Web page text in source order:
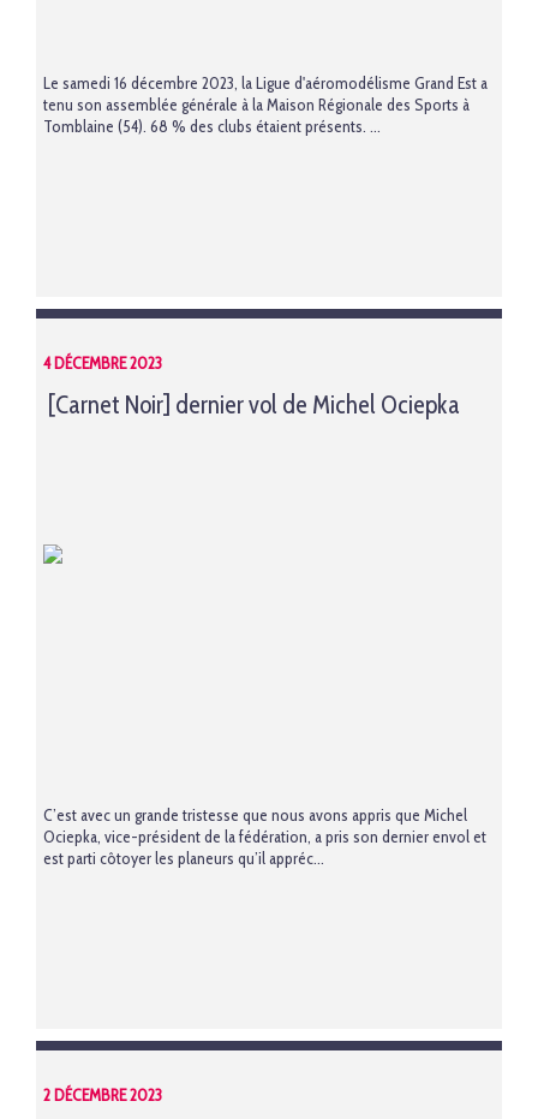
Le samedi 16 décembre 2023, la Ligue d'aéromodélisme Grand Est a
tenu son assemblée générale à la Maison Régionale des Sports à
Tomblaine (54). 68 % des clubs étaient présents. ...
4 DÉCEMBRE 2023
[Carnet Noir] dernier vol de Michel Ociepka
C’est avec un grande tristesse que nous avons appris que Michel
Ociepka, vice-président de la fédération, a pris son dernier envol et
est parti côtoyer les planeurs qu’il appréc...
2 DÉCEMBRE 2023